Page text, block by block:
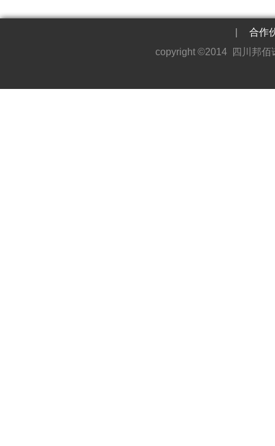
合作
copyright ©2014 四川邦佰